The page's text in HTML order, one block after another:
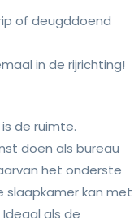
of deugddoend
in de rijrichting!
de ruimte.
doen als bureau
het onderste
slaapkamer kan met
als de